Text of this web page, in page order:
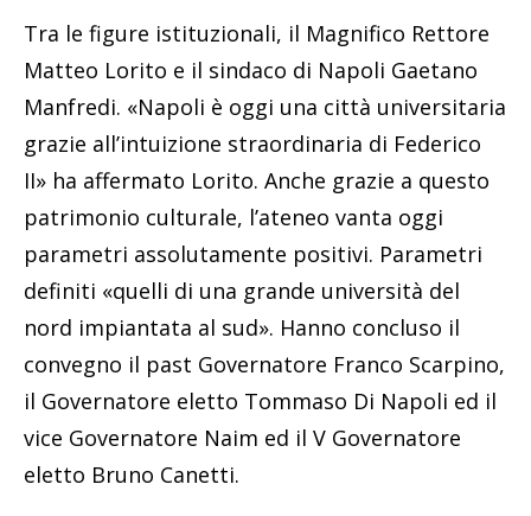
Tra le figure istituzionali, il Magnifico Rettore
Matteo Lorito e il sindaco di Napoli Gaetano
Manfredi. «Napoli è oggi una città universitaria
grazie all’intuizione straordinaria di Federico
II» ha affermato Lorito. Anche grazie a questo
patrimonio culturale, l’ateneo vanta oggi
parametri assolutamente positivi. Parametri
definiti «quelli di una grande università del
nord impiantata al sud». Hanno concluso il
convegno il past Governatore Franco Scarpino,
il Governatore eletto Tommaso Di Napoli ed il
vice Governatore Naim ed il V Governatore
eletto Bruno Canetti.